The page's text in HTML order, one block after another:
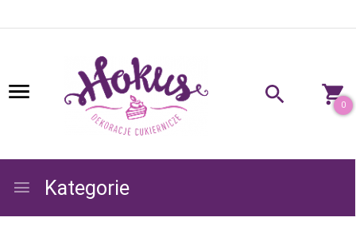
0
Kategorie